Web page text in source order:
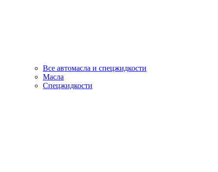
Все автомасла и спецжидкости
Масла
Спецжидкости